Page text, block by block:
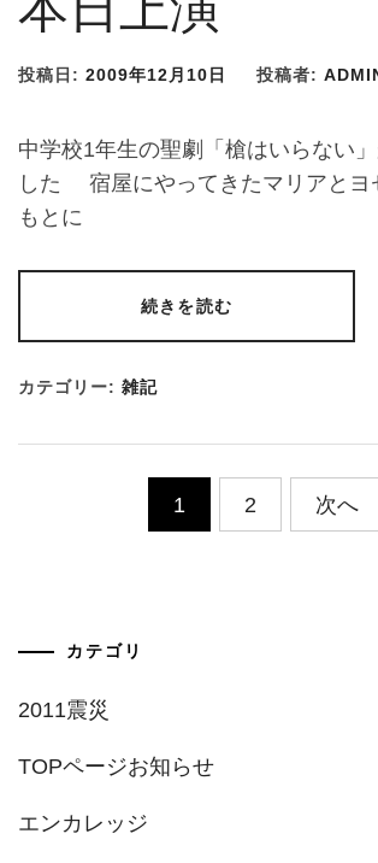
投稿日: 2009年12月10日 投稿者:
中学校1年生の聖劇「槍はいらない
した 宿屋にやってきたマリアとヨ
もとに
続きを読む
カテゴリー: 雑記
ペ
ー
送
り
1 2 次へ
カテゴリ
2011震災
TOPページお知らせ
エンカレッジ